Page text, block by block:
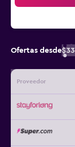
Ofertas desde$33
Proveedor